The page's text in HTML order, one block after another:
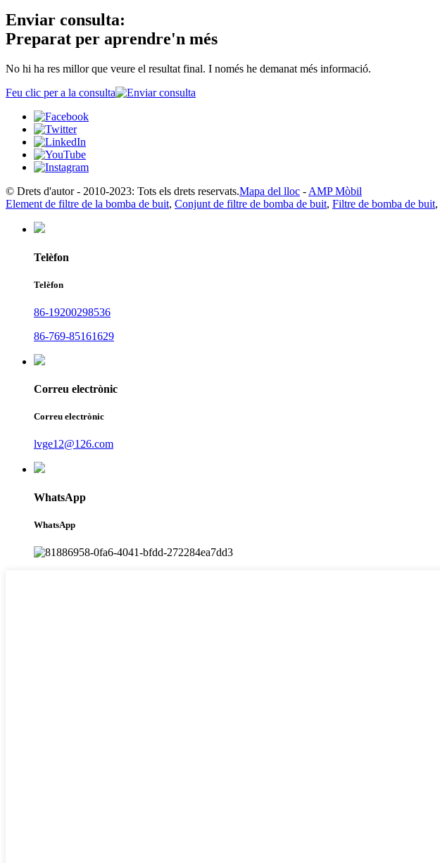
Enviar consulta:
Preparat per aprendre'n més
No hi ha res millor que veure el resultat final. I només he demanat més informació.
Feu clic per a la consulta
© Drets d'autor - 2010-2023: Tots els drets reservats.Mapa del lloc - AMP Mòbil
Element de filtre de la bomba de buit, Conjunt de filtre de bomba de buit, Filtre de bomba de buit,
Telèfon
Telèfon
86-19200298536
86-769-85161629
Correu electrònic
Correu electrònic
lvge12@126.com
WhatsApp
WhatsApp